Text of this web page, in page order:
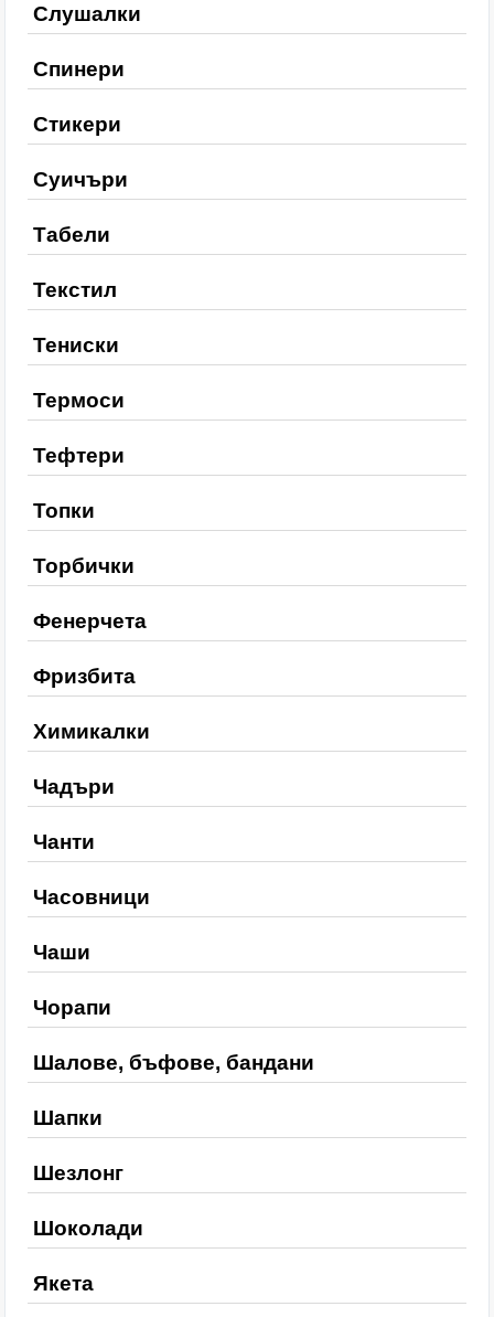
Слушалки
Спинери
Стикери
Суичъри
Табели
Текстил
Тениски
Термоси
Тефтери
Топки
Торбички
Фенерчета
Фризбита
Химикалки
Чадъри
Чанти
Часовници
Чаши
Чорапи
Шалове, бъфове, бандани
Шапки
Шезлонг
Шоколади
Якета